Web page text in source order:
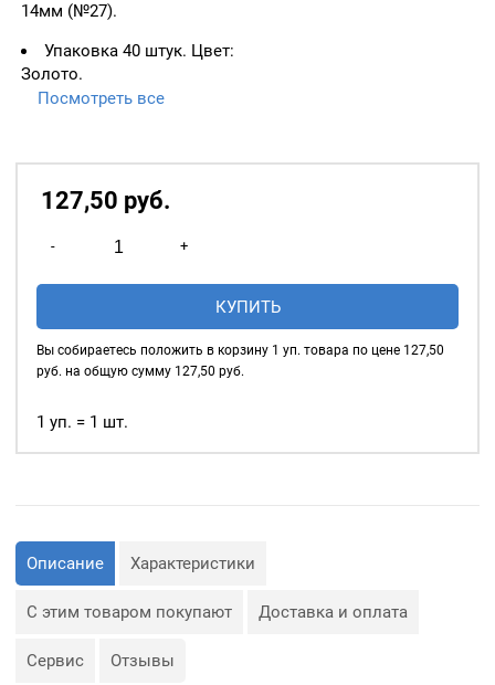
14мм (№27).
Упаковка 40 штук. Цвет:
Золото.
ВАЖНО:
ПО ВНУТРЕННЕМУ
люверсов
— укрепление
продеваются верёвки,
шнуры, тесьма, тросы и т.
используются для
Сфера применения
люверсов очень обширная:
объектов наружной
рекламы (баннеров);
— Изготовление
туристического
— Декор, творчество,
полиграфия.
Посмотреть все
127,50 руб.
-
товара
Люверсы
уп.
шт,
+
КУПИТЬ
Вы собираетесь положить в корзину 1 уп. товара по цене 127,50
руб. на общую сумму 127,50 руб.
1 уп. = 1 шт.
Описание Характеристики
С этим товаром покупают Доставка и оплата
Сервис Отзывы